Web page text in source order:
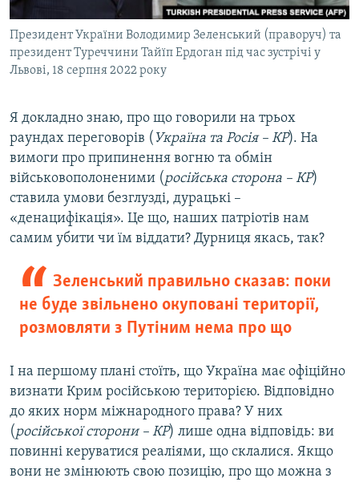
Президент України Володимир Зеленський (праворуч) та
президент Туреччини Тайїп Ердоган під час зустрічі у
Львові, 18 серпня 2022 року
Я докладно знаю, про що говорили на трьох
раундах переговорів ( Україна та Росія – КР). На
вимоги про припинення вогню та обмін
військовополоненими (російська сторона – КР)
ставила умови безглузді, дурацькі –
«денацифікація». Це що, наших патріотів нам
самим убити чи їм віддати? Дурниця якась, так?
Зеленський правильно сказав: поки
не буде звільнено окуповані території,
розмовляти з Путіним нема про що
І на першому плані стоїть, що Україна має офіційно
визнати Крим російською територією. Відповідно
до яких норм міжнародного права? У них
(російської сторони – КР) лише одна відповідь: ви
повинні керуватися реаліями, що склалися. Якщо
вони не змінюють свою позицію, про що можна з